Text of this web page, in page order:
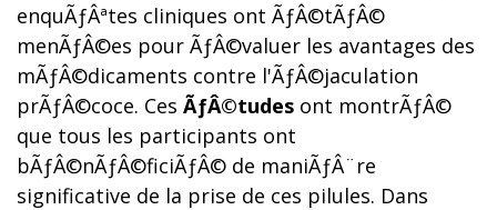
enquÃƒÂªtes cliniques ont ÃƒÂ©tÃƒÂ©
menÃƒÂ©es pour ÃƒÂ©valuer les avantages des
mÃƒÂ©dicaments contre l'ÃƒÂ©jaculation
prÃƒÂ©coce. Ces ÃƒÂ©tudes ont montrÃƒÂ©
que tous les participants ont
bÃƒÂ©nÃƒÂ©ficiÃƒÂ© de maniÃƒÂ¨re
significative de la prise de ces pilules. Dans